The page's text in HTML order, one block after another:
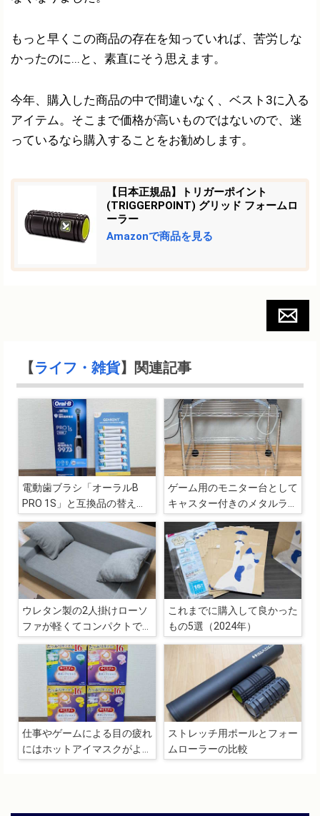
もっと早くこの商品の存在を知っていれば、苦労しな
かったのに...と、素直にそう思えます。
今年、購入した商品の中で間違いなく、ベスト3に入る
アイテム。そこまで価格が高いものではないので、迷
っているなら購入することをお勧めします。
【日本正規品】トリガーポイント
(TRIGGERPOINT) グリッド フォームロ
ーラー
Amazonで商品を見る
【ライフ・雑貨】関連記事
電動歯ブラシ「オーラルB
PRO 1S」と互換品の替えブ
ラシ
ゲーム用のモニター台として
キャスター付きのメタルラッ
ク購入
ウレタン製の2人掛けローソ
ファが軽くてコンパクトで座
り心地（寝心地）抜群でした
これまでに購入して良かった
もの5選（2024年）
仕事やゲームによる目の疲れ
にはホットアイマスクがよく
ストレッチ用ポールとフォー
ムローラーの比較